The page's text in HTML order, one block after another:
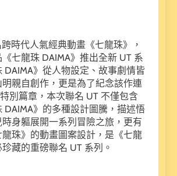
時代人氣經典動畫《七龍珠》，
七龍珠 DAIMA》推出全新 UT 系
DAIMA》從人物設定、故事劇情皆
親自創作，更是為了紀念該作連
別篇章，本次聯名 UT 不僅包含
DAIMA》的多種設計圖騰，描述悟
身軀展開一系列冒險之旅，更有
珠》的動畫圖案設計，是《七龍
藏的重磅聯名 UT 系列。